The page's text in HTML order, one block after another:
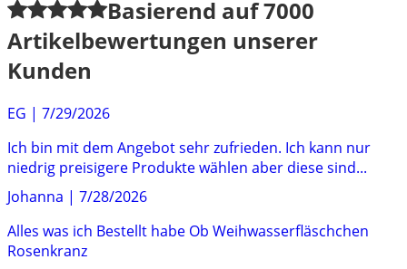
Basierend auf7000
Artikelbewertungen unserer
Kunden
EG | 7/29/2026
Ich bin mit dem Angebot sehr zufrieden. Ich kann nur
niedrig preisigere Produkte wählen aber diese sind...
Johanna | 7/28/2026
Alles was ich Bestellt habe Ob Weihwasserfläschchen
Rosenkranz